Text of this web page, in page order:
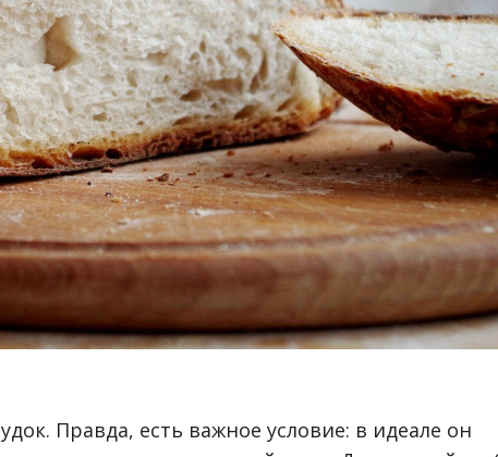
Правда, есть важное условие: в идеале он